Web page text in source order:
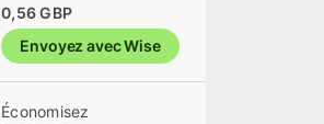
0,56 GBP
Envoyez avec Wise
Économisez